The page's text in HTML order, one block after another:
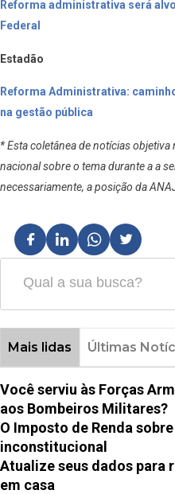
Reforma administrativa será
Federal
Estadão
Reforma Administrativa:
na gestão pública
* Esta coletânea de notícias
nacional sobre o tema durante a a
necessariamente, a posição da
Mais lidas Últimas
Você serviu às Forças
aos Bombeiros Militares?
O Imposto de Renda
inconstitucional
Atualize seus dados para
em casa